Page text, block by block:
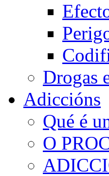
Drogas
Adiccións
Qué é
O